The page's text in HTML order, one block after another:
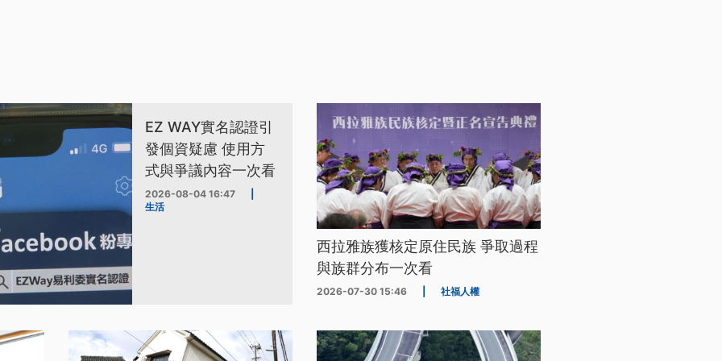
EZ WAY實名認證引
發個資疑慮 使用方
式與爭議內容一次看
2026-08-04 16:47
生活
西拉雅族獲核定原住民族 爭取過程
與族群分布一次看
2026-07-30 15:46 社福人權